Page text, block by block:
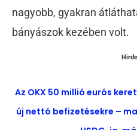
nagyobb, gyakran
bányászok kezében volt.
Az OKX 50 millió eurós
új nettó befizetésekre –